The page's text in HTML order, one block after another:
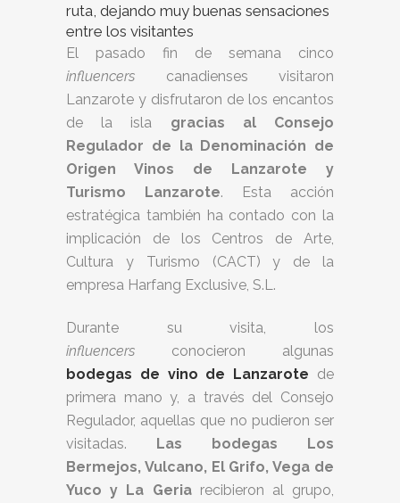
ruta, dejando muy buenas sensaciones
entre los visitantes
El pasado fin de semana cinco
influencers canadienses visitaron
Lanzarote y disfrutaron de los encantos
de la isla gracias al Consejo
Regulador de la Denominación de
Origen Vinos de Lanzarote y
Turismo Lanzarote. Esta acción
estratégica también ha contado con la
implicación de los Centros de Arte,
Cultura y Turismo (CACT) y de la
empresa Harfang Exclusive, S.L.
Durante su visita, los
influencers conocieron algunas
bodegas de vino de Lanzarote de
primera mano y, a través del Consejo
Regulador, aquellas que no pudieron ser
visitadas. Las bodegas Los
Bermejos, Vulcano, El Grifo, Vega de
Yuco y La Geriarecibieron al grupo,